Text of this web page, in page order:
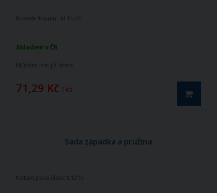
Skladem v ČR
Můžete mít: již dnes
71,29 Kč / ks
Rozměr šroubu: M 10x55
Sada západka a pružina
Katalogové číslo: 01215